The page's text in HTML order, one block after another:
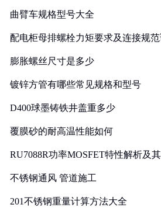
曲臂车规格型号大全
配电柜母排螺栓力矩要求及连接规
膨胀螺丝尺寸是多少
镀锌方管有哪些常见规格和型号
D400球墨铸铁井盖重多少
覆膜砂的耐高温性能如何
RU7088R功率MOSFET特性解析及
不锈钢通风 管道施工
201不锈钢重量计算方法大全